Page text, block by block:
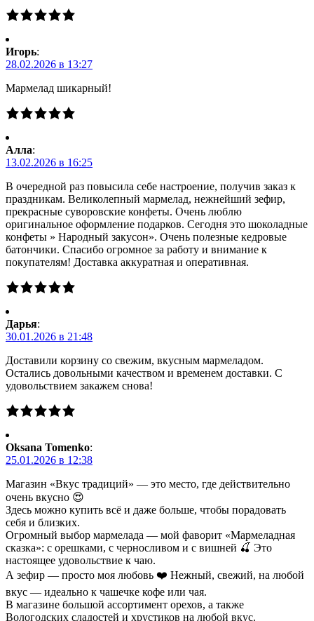
Игорь:
28.02.2026 в 13:27
Мармелад шикарный!
Алла:
13.02.2026 в 16:25
В очередной раз повысила себе настроение, получив заказ к
праздникам. Великолепный мармелад, нежнейший зефир,
прекрасные суворовские конфеты. Очень люблю
оригинальное оформление подарков. Сегодня это шоколадные
конфеты » Народный закусон». Очень полезные кедровые
батончики. Спасибо огромное за работу и внимание к
покупателям! Доставка аккуратная и оперативная.
Дарья:
30.01.2026 в 21:48
Доставили корзину со свежим, вкусным мармеладом.
Остались довольными качеством и временем доставки. С
удовольствием закажем снова!
Oksana Tomenko:
25.01.2026 в 12:38
Магазин «Вкус традиций» — это место, где действительно
очень вкусно 😍
Здесь можно купить всё и даже больше, чтобы порадовать
себя и близких.
Огромный выбор мармелада — мой фаворит «Мармеладная
сказка»: с орешками, с черносливом и с вишней 🍒 Это
настоящее удовольствие к чаю.
А зефир — просто моя любовь ❤️ Нежный, свежий, на любой
вкус — идеально к чашечке кофе или чая.
В магазине большой ассортимент орехов, а также
Вологодских сладостей и хрустиков на любой вкус.